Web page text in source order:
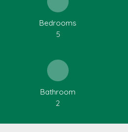
Bedrooms
5
Bathroom
2